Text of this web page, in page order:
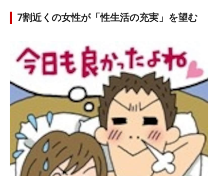
7割近くの女性が「性生活の充実」を望む